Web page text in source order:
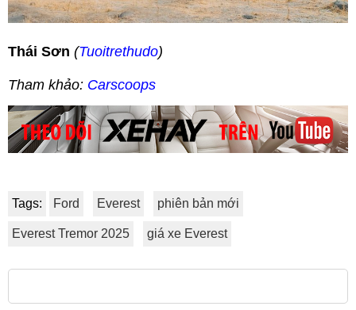
Thái Sơn (Tuoitrethudo)
Tham khảo: Carscoops
Tags: Ford Everest phiên bản mới
Everest Tremor 2025 giá xe Everest